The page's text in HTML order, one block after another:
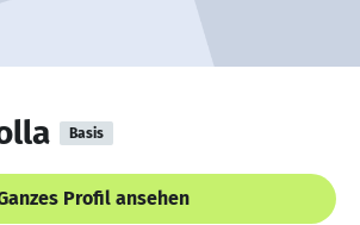
Basis
Profil ansehen